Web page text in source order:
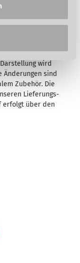
in der
Garantiegeber
. Für
wird
Änderungen sind
Zubehör. Die
Lieferungs-
erfolgt über den